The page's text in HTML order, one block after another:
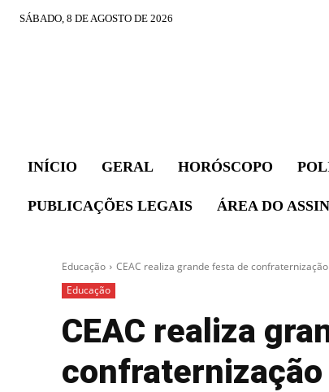
SÁBADO, 8 DE AGOSTO DE 2026
INÍCIO GERAL HORÓSCOPO
PUBLICAÇÕES LEGAIS ÁREA DO
Educação
CEAC realiza grande festa de confraternização
Educação
CEAC realiza
confraternização